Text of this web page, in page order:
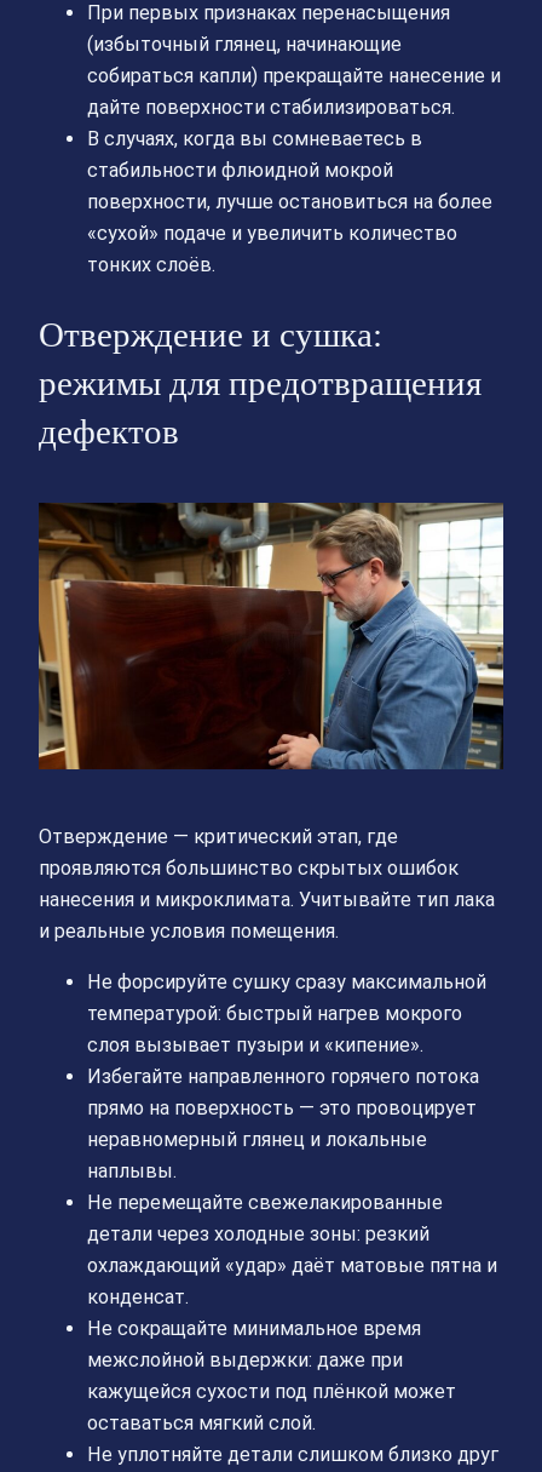
При первых признаках перенасыщения
(избыточный глянец, начинающие
собираться капли) прекращайте нанесение и
дайте поверхности стабилизироваться.
В случаях, когда вы сомневаетесь в
стабильности флюидной мокрой
поверхности, лучше остановиться на более
«сухой» подаче и увеличить количество
тонких слоёв.
Отверждение и сушка:
режимы для предотвращения
дефектов
Отверждение — критический этап, где
проявляются большинство скрытых ошибок
нанесения и микроклимата. Учитывайте тип лака
и реальные условия помещения.
Не форсируйте сушку сразу максимальной
температурой: быстрый нагрев мокрого
слоя вызывает пузыри и «кипение».
Избегайте направленного горячего потока
прямо на поверхность — это провоцирует
неравномерный глянец и локальные
наплывы.
Не перемещайте свежелакированные
детали через холодные зоны: резкий
охлаждающий «удар» даёт матовые пятна и
конденсат.
Не сокращайте минимальное время
межслойной выдержки: даже при
кажущейся сухости под плёнкой может
оставаться мягкий слой.
Не уплотняйте детали слишком близко друг